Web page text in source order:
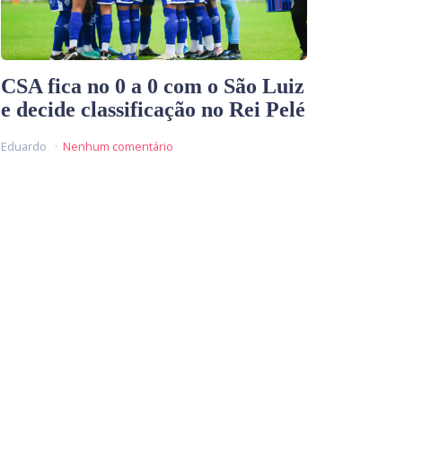
CSA fica no 0 a 0 com o São Luiz
e decide classificação no Rei Pelé
Eduardo Nenhum comentário